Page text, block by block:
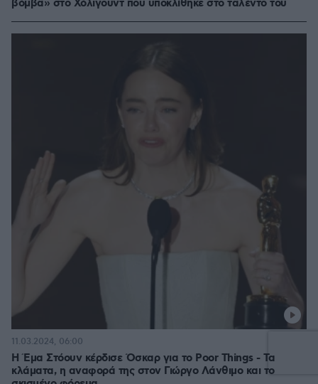
βόμβα» στο Χόλιγουντ που υποκλίθηκε στο ταλέντο του
Η Έμα Στόουν κέρδισε Όσκαρ για το Poor Things - Τα
κλάματα, η αναφορά της στον Γιώργο Λάνθιμο και το
11.03.2024, 06:00